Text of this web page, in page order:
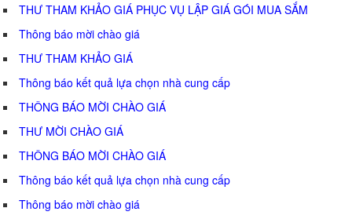
THƯ THAM KHẢO GIÁ PHỤC VỤ LẬP GIÁ GÓI MUA SẮM
Thông báo mời chào giá
THƯ THAM KHẢO GIÁ
Thông báo kết quả lựa chọn nhà cung cấp
THÔNG BÁO MỜI CHÀO GIÁ
THƯ MỜI CHÀO GIÁ
THÔNG BÁO MỜI CHÀO GIÁ
Thông báo kết quả lựa chọn nhà cung cấp
Thông báo mời chào giá